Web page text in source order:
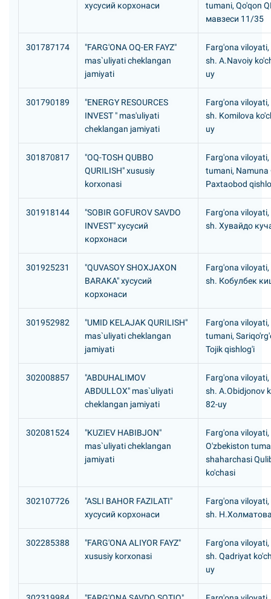
хусусий корхонаси
tumani, Qo'qon
мавзеси 11/35
301787174
"FARG'ONA OQ-ER FAYZ"
mas`uliyati cheklangan
jamiyati
Farg'ona
sh. A.Navoiy
uy
301790189
"ENERGY RESOURCES
INVEST " mas'uliyati
cheklangan jamiyati
Farg'ona
sh. Komilova
uy
301870817
"OQ-TOSH QUBBO
QURILISH" xususiy
korxonasi
Farg'ona viloyati,
tumani, Namuna
Paxtaobod
301918144
"SOBIR GOFUROV SAVDO
INVEST" хусусий
корхонаси
Farg'ona
sh. Хувайдо
301925231
"QUVASOY SHOXJAXON
BARAKA" хусусий
корхонаси
Farg'ona
sh. Кобулбек
301952982
"UMID KELAJAK QURILISH"
mas`uliyati cheklangan
jamiyati
Farg'ona viloyati,
tumani,
Tojik qishlog'i
302008857
"ABDUHALIMOV
ABDULLOX" mas`uliyati
cheklangan jamiyati
Farg'ona
sh. A.Obidjonov
82-uy
302081524
"KUZIEV HABIBJON"
mas`uliyati cheklangan
jamiyati
Farg'ona viloyati,
O'zbekiston
shaharchasi
ko'chasi
302107726
"ASLI BAHOR FAZILATI"
хусусий корхонаси
Farg'ona
sh.
302285388
"FARG'ONA ALIYOR FAYZ"
xususiy korxonasi
Farg'ona
sh. Qadriyat
uy